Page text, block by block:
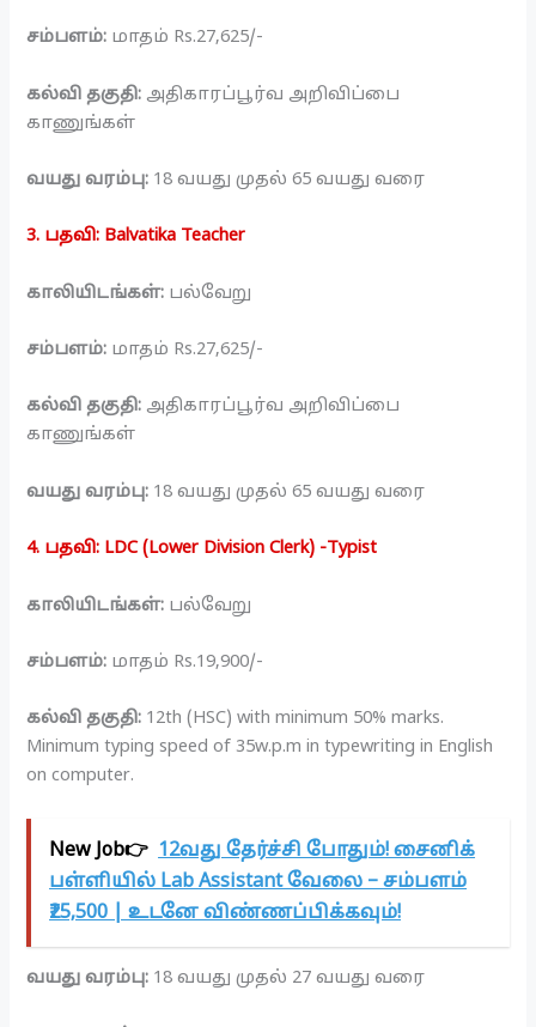
சம்பளம்: மாதம் Rs.27,625/-
கல்வி தகுதி: அதிகாரப்பூர்வ அறிவிப்பை
காணுங்கள்
வயது வரம்பு: 18 வயது முதல் 65 வயது வரை
3. பதவி: Balvatika Teacher
காலியிடங்கள்: பல்வேறு
சம்பளம்: மாதம் Rs.27,625/-
கல்வி தகுதி: அதிகாரப்பூர்வ அறிவிப்பை
காணுங்கள்
வயது வரம்பு: 18 வயது முதல் 65 வயது வரை
4. பதவி: LDC (Lower Division Clerk) -Typist
காலியிடங்கள்: பல்வேறு
சம்பளம்: மாதம் Rs.19,900/-
கல்வி தகுதி: 12th (HSC) with minimum 50% marks.
Minimum typing speed of 35w.p.m in typewriting in English
on computer.
New Job👉 12வது தேர்ச்சி போதும்! சைனிக்
பள்ளியில் Lab Assistant வேலை – சம்பளம்
₹25,500 | உடனே விண்ணப்பிக்கவும்!
வயது வரம்பு: 18 வயது முதல் 27 வயது வரை